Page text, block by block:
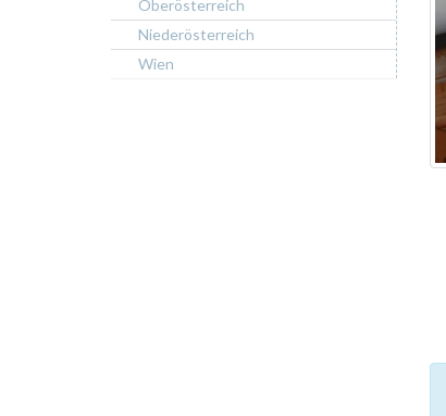
Oberösterreich
Niederösterreich
Wien